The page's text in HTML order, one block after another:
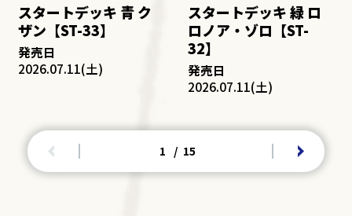
スタートデッキ 青 ク
ザン【ST-33】
発売日
2026.07.11(土)
スタートデッキ 緑 ロ
ロノア・ゾロ【ST-
32】
発売日
2026.07.11(土)
1 / 15